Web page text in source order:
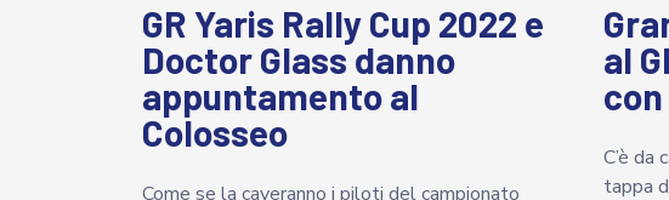
GR Yaris Rally Cup 2022 e
Doctor Glass danno
appuntamento al
Colosseo
Come se la caveranno i piloti del campionato
al
C’è da
tappa